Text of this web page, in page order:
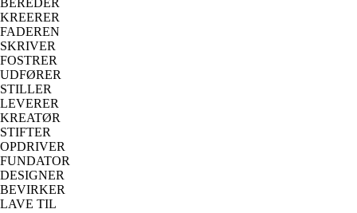
KREERER
FADEREN
SKRIVER
FOSTRER
UDFØRER
STILLER
LEVERER
KREATØR
STIFTER
OPDRIVER
FUNDATOR
DESIGNER
BEVIRKER
LAVE TIL